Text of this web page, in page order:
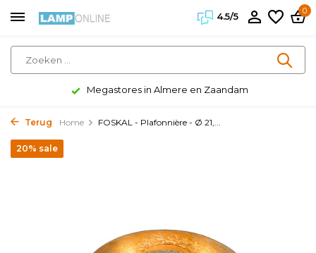
4.5/5
0
Megastores in Almere en Zaandam
Terug Home FOSKAL - Plafonnière - Ø 21,...
20% sale